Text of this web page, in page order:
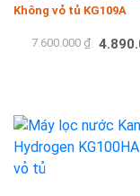
Không vỏ tủ KG109A
7.600.000 ₫